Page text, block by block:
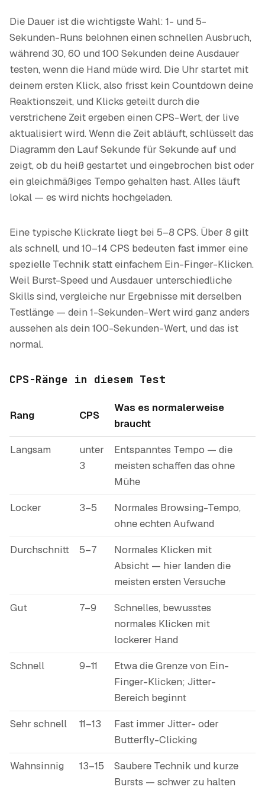
Die Dauer ist die wichtigste Wahl: 1- und 5-
Sekunden-Runs belohnen einen schnellen Ausbruch,
während 30, 60 und 100 Sekunden deine Ausdauer
testen, wenn die Hand müde wird. Die Uhr startet mit
deinem ersten Klick, also frisst kein Countdown deine
Reaktionszeit, und Klicks geteilt durch die
verstrichene Zeit ergeben einen CPS-Wert, der live
aktualisiert wird. Wenn die Zeit abläuft, schlüsselt das
Diagramm den Lauf Sekunde für Sekunde auf und
zeigt, ob du heiß gestartet und eingebrochen bist oder
ein gleichmäßiges Tempo gehalten hast. Alles läuft
lokal — es wird nichts hochgeladen.
Eine typische Klickrate liegt bei 5–8 CPS. Über 8 gilt
als schnell, und 10–14 CPS bedeuten fast immer eine
spezielle Technik statt einfachem Ein-Finger-Klicken.
Weil Burst-Speed und Ausdauer unterschiedliche
Skills sind, vergleiche nur Ergebnisse mit derselben
Testlänge — dein 1-Sekunden-Wert wird ganz anders
aussehen als dein 100-Sekunden-Wert, und das ist
normal.
CPS-Ränge in diesem Test
Rang CPS
Was es normalerweise
braucht
Langsam
unter
3
Entspanntes Tempo — die
meisten schaffen das ohne
Mühe
Locker
3–5
Normales Browsing-Tempo,
ohne echten Aufwand
Durchschnitt
5–7
Normales Klicken mit
Absicht — hier landen die
meisten ersten Versuche
Gut
7–9
Schnelles, bewusstes
normales Klicken mit
lockerer Hand
Schnell
9–11
Etwa die Grenze von Ein-
Finger-Klicken; Jitter-
Bereich beginnt
Sehr schnell
11–13
Fast immer Jitter- oder
Butterfly-Clicking
Wahnsinnig
13–15
Saubere Technik und kurze
Bursts — schwer zu halten